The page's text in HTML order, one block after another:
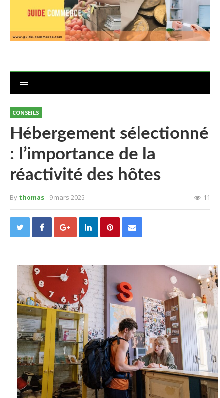
CONSEILS
Hébergement sélectionné
: l’importance de la
réactivité des hôtes
By thomas- 9 mars 2026 11